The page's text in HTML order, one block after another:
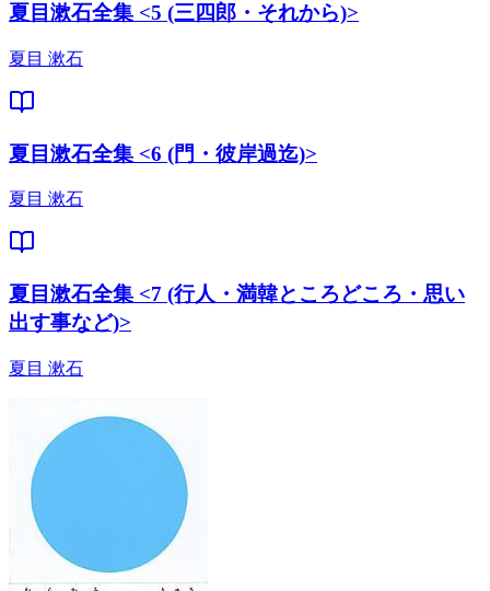
夏目漱石全集 <5 (三四郎・それから)>
夏目 漱石
夏目漱石全集 <6 (門・彼岸過迄)>
夏目 漱石
夏目漱石全集 <7 (行人・満韓ところどころ・思い
出す事など)>
夏目 漱石